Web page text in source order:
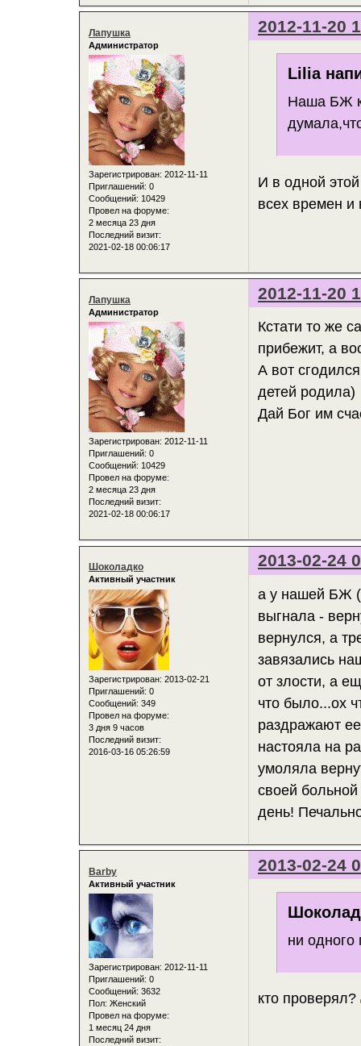
2012-11-20
Лапушка
Администратор
Зарегистрирован: 2012-11-11
Приглашений: 0
Сообщений: 10429
Провел на форуме:
2 месяца 23 дня
Последний визит:
2021-02-18 00:06:17
Lilia
Наша БЖ
И в одной
всех времен и
2012-11-20
Лапушка
Администратор
Зарегистрирован: 2012-11-11
Приглашений: 0
Сообщений: 10429
Провел на форуме:
2 месяца 23 дня
Последний визит:
2021-02-18 00:06:17
Кстати то же
прибежит, а
А вот
детей родила)
Дай Бог им
2013-02-24
Шоколадко
Активный участник
Зарегистрирован: 2013-02-21
Приглашений: 0
Сообщений: 349
Провел на форуме:
3 дня 9 часов
Последний визит:
2016-03-16 05:26:59
а у нашей БЖ
выгнала -
вернулся, а
завязались
от злости, а
что было...ох
раздражают
настояла на
умоляла
своей
день!
2013-02-24
Barby
Активный участник
Зарегистрирован: 2012-11-11
Приглашений: 0
Сообщений: 3632
Пол: Женский
Провел на форуме:
1 месяц 24 дня
Последний визит:
ни
кто проверял?